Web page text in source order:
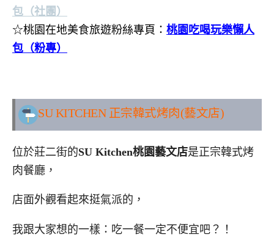
包（社團）
☆桃園在地美食旅遊粉絲專頁： 桃園吃喝玩樂懶人
包（粉專）
SU KITCHEN 正宗韓式烤肉(藝文店)
位於莊二街的SU Kitchen桃園藝文店是正宗韓式烤
肉餐廳，
店面外觀看起來挺氣派的，
我跟大家想的一樣：吃一餐一定不便宜吧？！